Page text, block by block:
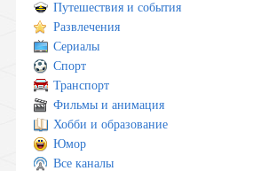
Путешествия и события
Развлечения
Сериалы
Спорт
Транспорт
Фильмы и анимация
Хобби и образование
Юмор
Все каналы